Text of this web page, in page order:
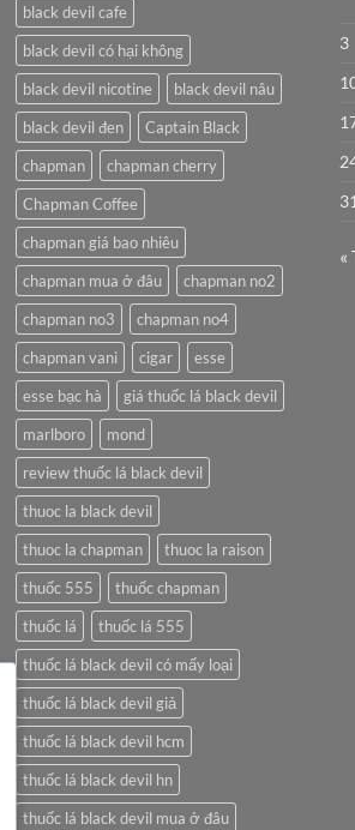
black devil cafe
black devil có hại không
black devil nicotine
black devil nâu
black devil đen
Captain Black
chapman
chapman cherry
Chapman Coffee
chapman giá bao nhiêu
chapman mua ở đâu
chapman no2
chapman no3
chapman no4
chapman vani
cigar
esse
esse bạc hà
giá thuốc lá black devil
marlboro
mond
review thuốc lá black devil
thuoc la black devil
thuoc la chapman
thuoc la raison
thuốc 555
thuốc chapman
thuốc lá
thuốc lá 555
thuốc lá black devil có mấy loại
thuốc lá black devil giả
thuốc lá black devil hcm
thuốc lá black devil hn
thuốc lá black devil mua ở đâu
3
31
«